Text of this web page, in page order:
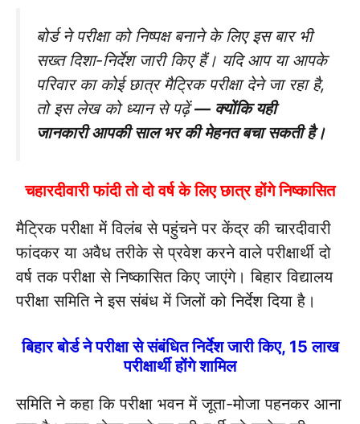
बोर्ड ने परीक्षा को निष्पक्ष बनाने के लिए इस बार भी
सख्त दिशा-निर्देश जारी किए हैं। यदि आप या आपके
परिवार का कोई छात्र मैट्रिक परीक्षा देने जा रहा है,
तो इस लेख को ध्यान से पढ़ें— क्योंकि यही
जानकारी आपकी साल भर की मेहनत बचा सकती है।
चहारदीवारी फांदी तो दो वर्ष के लिए छात्र होंगे निष्कासित
मैट्रिक परीक्षा में विलंब से पहुंचने पर केंद्र की चारदीवारी
फांदकर या अवैध तरीके से प्रवेश करने वाले परीक्षार्थी दो
वर्ष तक परीक्षा से निष्कासित किए जाएंगे। बिहार विद्यालय
परीक्षा समिति ने इस संबंध में जिलों को निर्देश दिया है।
बिहार बोर्ड ने परीक्षा से संबंधित निर्देश जारी किए, 15 लाख
परीक्षार्थी होंगे शामिल
समिति ने कहा कि परीक्षा भवन में जूता-मोजा पहनकर आना